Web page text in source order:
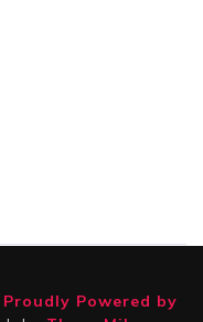
Proudly Powered by